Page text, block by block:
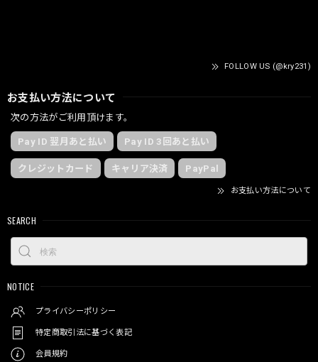
FOLLOW US (@kry231)
お支払い方法について
次の方法がご利用頂けます。
Pay ID 翌月あと払い Pay ID 3回あと払い
クレジットカード キャリア決済 PayPal
お支払い方法について
SEARCH
NOTICE
プライバシーポリシー
特定商取引法に基づく表記
会員規約